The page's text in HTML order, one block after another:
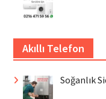
Akıllı Telefon
Soğanlık